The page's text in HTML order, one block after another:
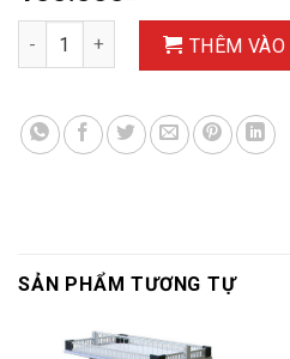
Tủ đựng hải sản số lượng
THÊM
SẢN PHẨM TƯƠNG TỰ